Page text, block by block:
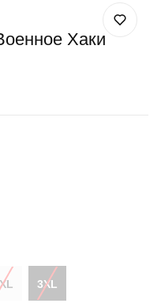
Хаки
3XL